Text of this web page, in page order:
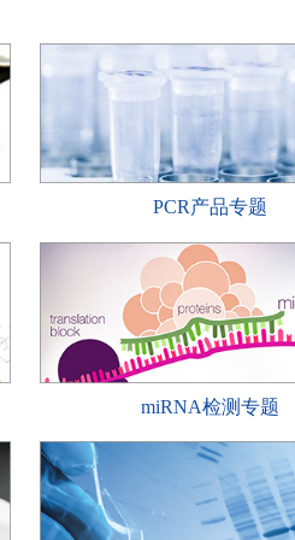
PCR产品专题
miRNA检测专题